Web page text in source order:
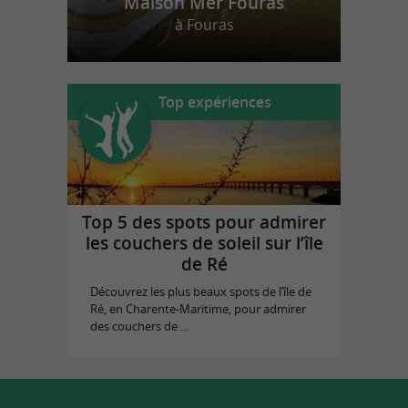
à Fouras
Top expériences
Top 5 des spots pour admirer
les couchers de soleil sur l’île
de Ré
Découvrez les plus beaux spots de l’île de
Ré, en Charente-Maritime, pour admirer
des couchers de ...